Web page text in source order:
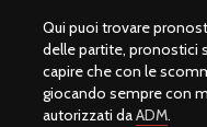
Qui puoi trovare
delle partite, pronostici
capire che con le
giocando sempre con
autorizzati daADM.